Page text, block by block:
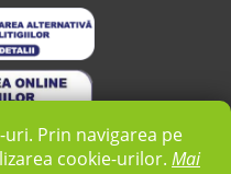
Prin navigarea pe
cookie-urilor. Mai